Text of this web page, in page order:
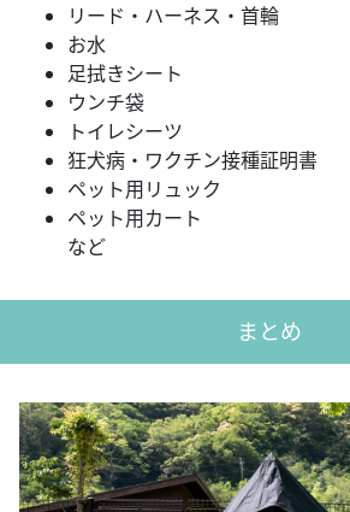
リード・ハーネス・首輪
お水
足拭きシート
ウンチ袋
トイレシーツ
狂犬病・ワクチン接種証明書
ペット用リュック
ペット用カート
など
まとめ